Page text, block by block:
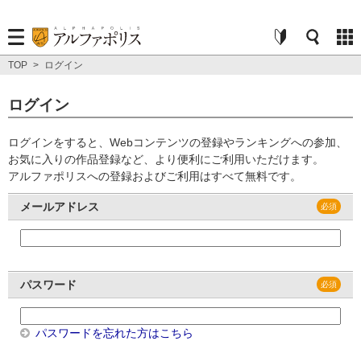
TOP > ログイン
ログイン
ログインをすると、Webコンテンツの登録やランキングへの参加、
お気に入りの作品登録など、より便利にご利用いただけます。
アルファポリスへの登録およびご利用はすべて無料です。
メールアドレス
パスワード
パスワードを忘れた方はこちら